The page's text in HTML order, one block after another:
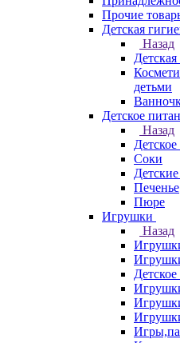
Прочие
Детская
Назад
детьми
Детское
Назад
Соки
Печенье
Пюре
Игрушки
Назад
Детское